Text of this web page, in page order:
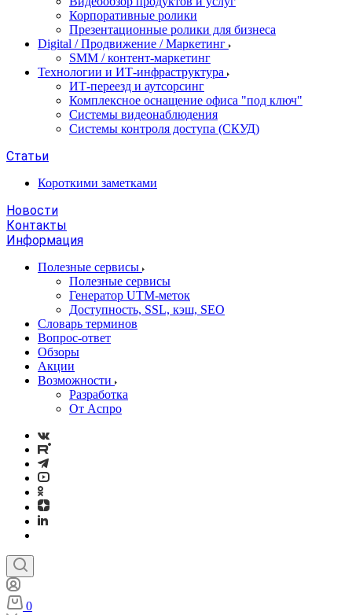
Корпоративные ролики
Презентационные ролики для бизнеса
Digital / Продвижение / Маркетинг
SMM / контент-маркетинг
Технологии и ИТ-инфраструктура
ИТ-переезд и аутсорсинг
Комплексное оснащение офиса "под ключ"
Системы видеонаблюдения
Системы контроля доступа (СКУД)
Статьи
Короткими заметками
Новости
Контакты
Информация
Полезные сервисы
Полезные сервисы
Генератор UTM‑меток
Доступность, SSL, кэш, SEO
Словарь терминов
Вопрос-ответ
Обзоры
Акции
Возможности
Разработка
От Аспро
0